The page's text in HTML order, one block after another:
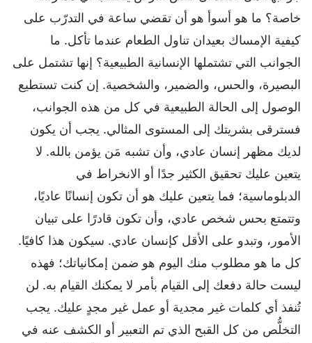
خاصة؟ ما هو أسوأ هو أن تقضي ساعة في التدرّب على
كيفية الإمساك بعيدان تناول الطعام عندما تأكل. ما
الجوانب التي تشتملها الإنسانية الطبيعية؟ إنها تشتمل على
البصيرة، والحس، والضمير، والشخصية. إن كنت تستطيع
الوصول إلى الحالة الطبيعية في كل من هذه الجوانب،
فسترقى بشريتك إلى المستوى المثالي. يجب أن يكون
لديك مظهر إنسان عادي، وأن تشبه مَن يؤمن بالله. لا
يتعين عليك تحقيق الكثير جدًا أو الانخراط في
الدبلوماسية؛ فما يتعين عليك هو أن تكون إنسانًا عاديًا،
وتتمتع بحس شخص عادي، وأن تكون قادرًا على تبيان
الأمور، وتبدو على الأقل كإنسان عادي. سيكون هذا كافيًا.
كل ما هو مطلوب منك اليوم هو ضمن إمكانياتك؛ فهذه
ليست حالة دفعك إلى القيام بأمر لا يمكنك القيام به. لن
تُنفذ أي كلمات غير مجدية أو عمل غير مجدٍ عليك. يجب
التخلُّص من كل القبح الذي تم التعبير أو الكشف عنه في